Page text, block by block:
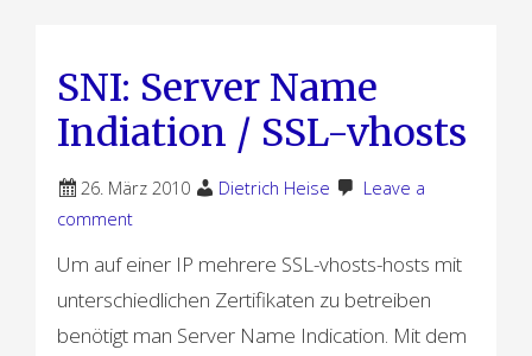
SNI: Server Name
Indiation / SSL-vhosts
26. März 2010 Dietrich Heise
Leave a
comment
Um auf einer IP mehrere SSL-vhosts-hosts mit
unterschiedlichen Zertifikaten zu betreiben
benötigt man Server Name Indication. Mit dem